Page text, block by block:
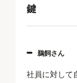
鍵
鵜飼さん
社員に対して